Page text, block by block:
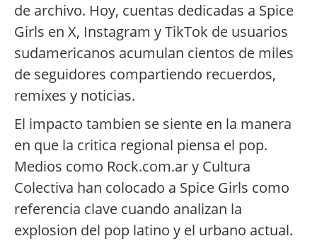
de archivo. Hoy, cuentas dedicadas a Spice
Girls en X, Instagram y TikTok de usuarios
sudamericanos acumulan cientos de miles
de seguidores compartiendo recuerdos,
remixes y noticias.
El impacto tambien se siente en la manera
en que la critica regional piensa el pop.
Medios como Rock.com.ar y Cultura
Colectiva han colocado a Spice Girls como
referencia clave cuando analizan la
explosion del pop latino y el urbano actual.